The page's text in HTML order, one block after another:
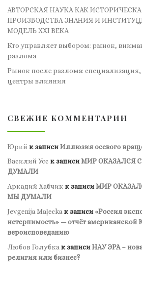
АВТОРСКАЯ НАУКА КАК
ПРОИЗВОДСТВА ЗНАНИЯ И
МОДЕЛЬ XXI ВЕКА
Кто управляет выбором: рынок,
разлома
Рынок после разлома: специализация,
центры влияния
СВЕЖИЕ КОММЕНТАРИИ
Юрий к записиИллюзия осевого
Василий Усс к записиМИР ОКАЗАЛСЯ
ДУМАЛИ
Аркадий Хабчик к записиМИР
МЫ ДУМАЛИ
Jevgenija Maļecka к записи«Россия
нетерпимость» — отчёт американской
вероисповеданию
Любов Голубка к записиНАУ ЭРА –
религия или бизнес?